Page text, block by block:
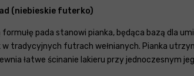
(niebieskie futerko)
pada stanowi pianka, będąca bazą dla
w tradycyjnych futrach wełnianych. Pianka
łatwe ścinanie lakieru przy jednoczesnym